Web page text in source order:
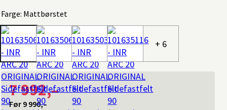
Farge: Mattbørstet
+ 6
7 992,–
Før 9 990,–